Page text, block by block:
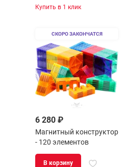
Купить в 1 клик
СКОРО ЗАКОНЧАТСЯ
6 280 ₽
Магнитный конструктор
- 120 элементов
В корзину